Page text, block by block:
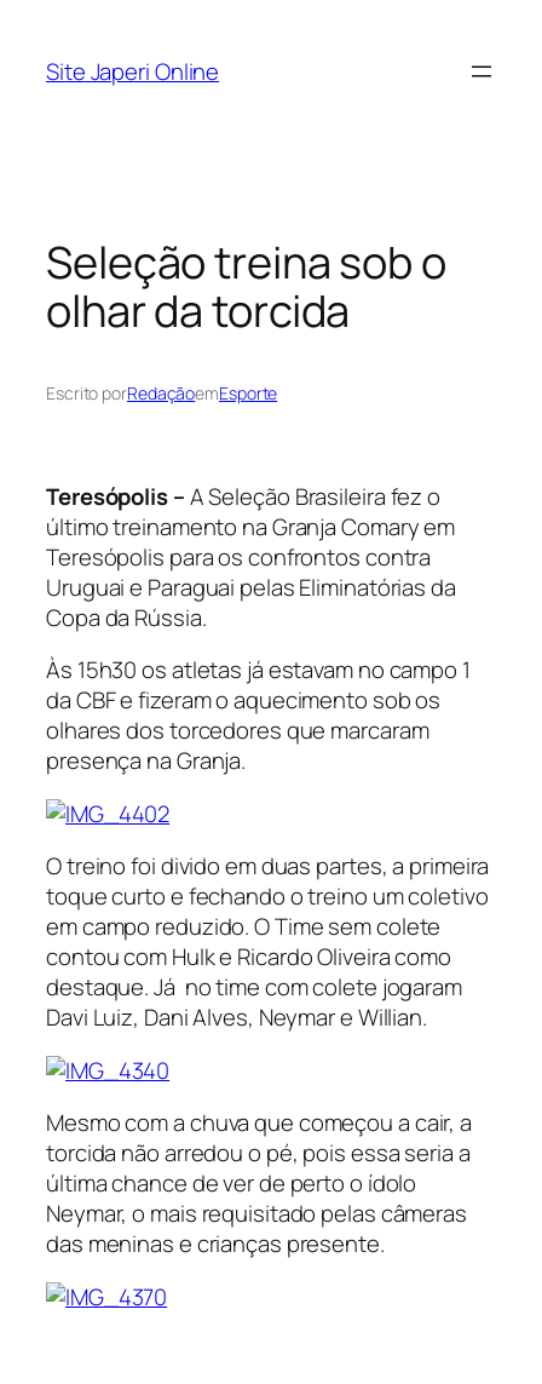
Site Japeri Online
Seleção treina sob o
olhar da torcida
Escrito porRedaçãoemEsporte
Teresópolis –A Seleção Brasileira fez o
último treinamento na Granja Comary em
Teresópolis para os confrontos contra
Uruguai e Paraguai pelas Eliminatórias da
Copa da Rússia.
Às 15h30 os atletas já estavam no campo 1
da CBF e fizeram o aquecimento sob os
olhares dos torcedores que marcaram
presença na Granja.
O treino foi divido em duas partes, a primeira
toque curto e fechando o treino um coletivo
em campo reduzido. O Time sem colete
contou com Hulk e Ricardo Oliveira como
destaque. Já no time com colete jogaram
Davi Luiz, Dani Alves, Neymar e Willian.
Mesmo com a chuva que começou a cair, a
torcida não arredou o pé, pois essa seria a
última chance de ver de perto o ídolo
Neymar, o mais requisitado pelas câmeras
das meninas e crianças presente.